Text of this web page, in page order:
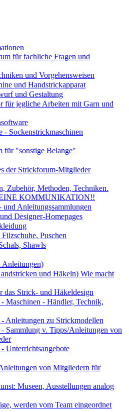
für fachliche Fragen und
und Vorgehensweisen
und Handstrickapparat
und Gestaltung
jegliche Arbeiten mit Garn und
Sockenstrickmaschinen
für "sonstige Belange"
der Strickforum-Mitglieder
Zubehör, Methoden, Techniken.
KOMMUNIKATION!!
Anleitungssammlungen
Designer-Homepages
Puschen
Shawls
und Häkeln) Wie macht
Strick- und Häkeldesign
Maschinen - Händler, Technik,
Anleitungen zu Strickmodellen
Sammlung v. Tipps/Anleitungen von
Unterrichtsangebote
von Mitgliedern für
Museen, Ausstellungen analog
werden vom Team eingeordnet